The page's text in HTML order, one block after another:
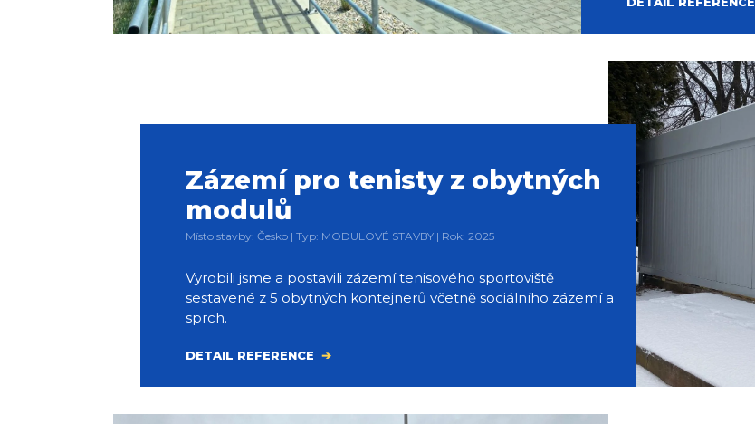
Zázemí pro tenisty z obytných
modulů
Místo stavby: Česko | Typ: MODULOVÉ STAVBY | Rok: 2025
Vyrobili jsme a postavili zázemí tenisového sportoviště
sestavené z 5 obytných kontejnerů včetně sociálního zázemí a
sprch.
DETAIL REFERENCE